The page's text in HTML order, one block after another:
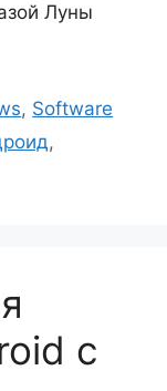
Луны
, Software
,
с